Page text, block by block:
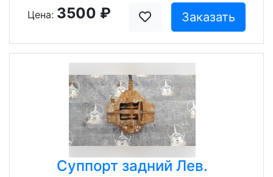
Цена: 3500 ₽ Заказать
Суппорт задний Лев.